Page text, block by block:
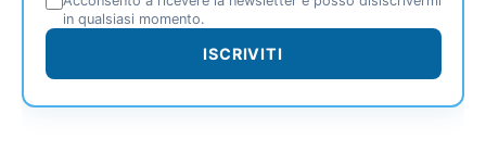
in qualsiasi momento.
ISCRIVITI